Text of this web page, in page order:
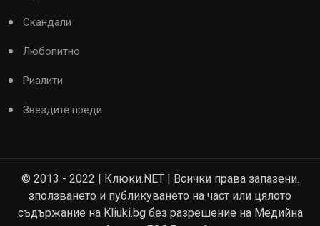
Скандали
Любопитно
Риалити
Звездите преди
© 2013 - 2022 | Клюки.NET | Всички права запазени.
зползването и публикуването на част или цялото
съдържание на Kliuki.bg без разрешение на Медийна